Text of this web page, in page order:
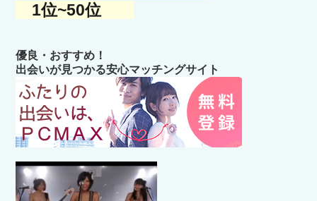
1位~50位
優良・おすすめ！
出会いが見つかる安心マッチングサイト